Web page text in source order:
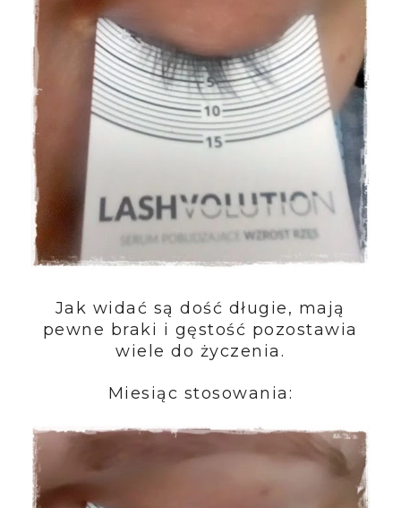
Jak widać są dość długie, mają
pewne braki i gęstość pozostawia
wiele do życzenia.
Miesiąc stosowania: